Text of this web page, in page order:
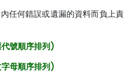
任何錯誤或遺漏的資料而負上責
號順序排列)
母順序排列)